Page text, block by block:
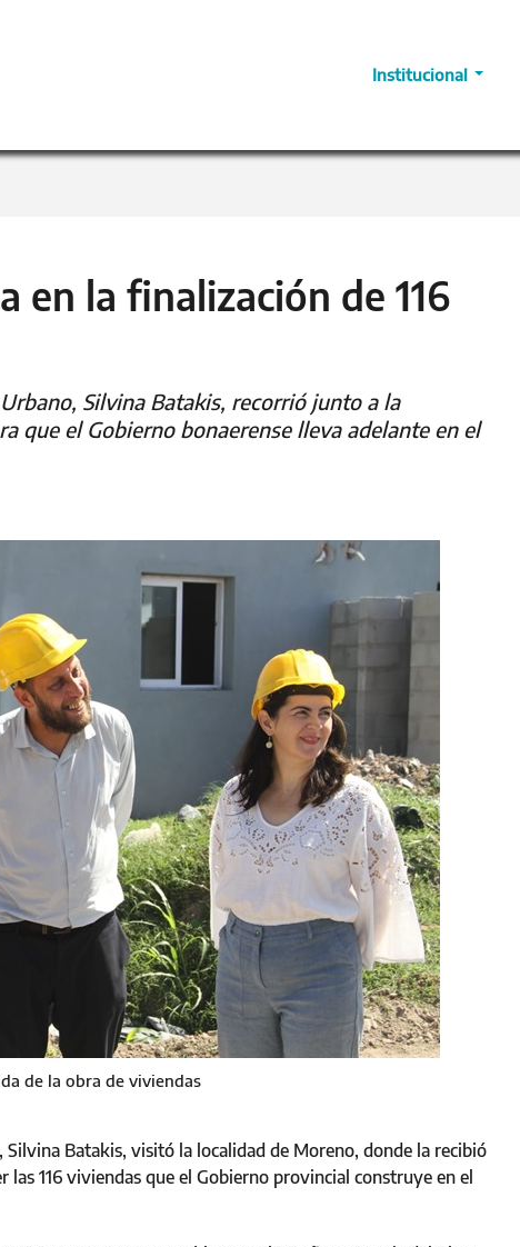
Institucional
en la finalización de 116
Silvina Batakis, recorrió junto a la
que el Gobierno bonaerense lleva adelante en el
de la obra de viviendas
Batakis, visitó la localidad de Moreno, donde la recibió
116 viviendas que el Gobierno provincial construye en el